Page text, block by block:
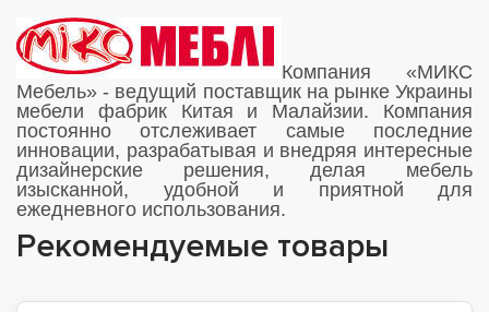
Компания «МИКС
Мебель» - ведущий поставщик на рынке Украины
мебели фабрик Китая и Малайзии. Компания
постоянно отслеживает самые последние
инновации, разрабатывая и внедряя интересные
дизайнерские решения, делая мебель
изысканной, удобной и приятной для
ежедневного использования.
Рекомендуемые товары